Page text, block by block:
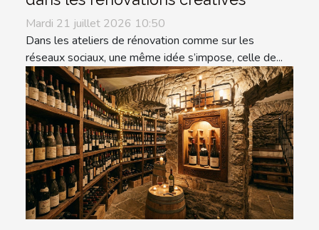
Mardi 21 juillet 2026 10:50
Dans les ateliers de rénovation comme sur les
réseaux sociaux, une même idée s’impose, celle de...